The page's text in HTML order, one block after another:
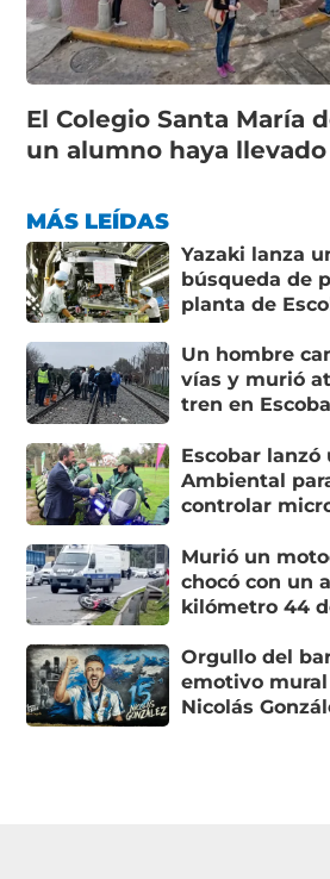
El Colegio Santa María
un alumno haya
MÁS LEÍDAS
Yazaki lanza
búsqueda de
planta de
Un hombre
vías y murió
tren en
Escobar
Ambiental
controlar
Murió un
chocó con un
kilómetro 44
Orgullo del
emotivo
Nicolás